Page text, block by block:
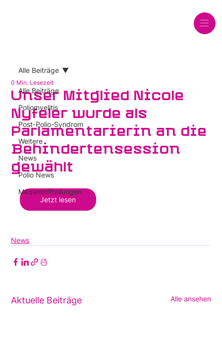
Alle Beiträge
Poliomyelitis
Post-Polio-Syndrom
Weitere
News
Polio News
Medienmitteilungen
Alle Beiträge
Unser Mitglied Nicole
Nyfeler wurde als
Parlamentarierin an die
Behindertensession
gewählt
0 Min. Lesezeit
Jetzt lesen
News
Aktuelle Beiträge Alle ansehen